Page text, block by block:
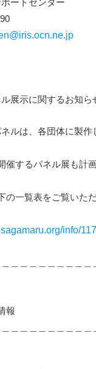
展示に関するお知
ルは、各団体に製作
催するパネル展も計
の一覧表をご覧いた
info/
報